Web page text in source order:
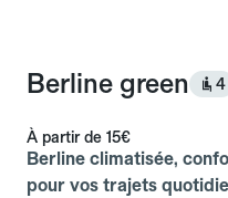
Berline green 4
À partir de 15€
Berline climatisée,
pour vos trajets